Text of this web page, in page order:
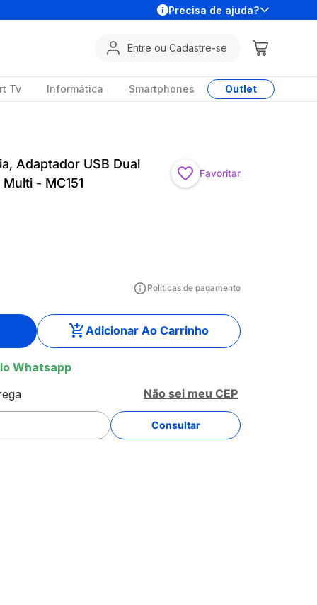
Precisa de ajuda?
Entre ou Cadastre-se
Tv Informática Smartphones Outlet
Adaptador USB Dual
- MC151
Favoritar
Políticas de pagamento
Adicionar Ao Carrinho
Whatsapp
Não sei meu CEP